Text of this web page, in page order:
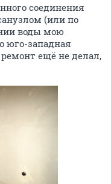
соединения
(или по
воды мою
юго-западная
ещё не делал,